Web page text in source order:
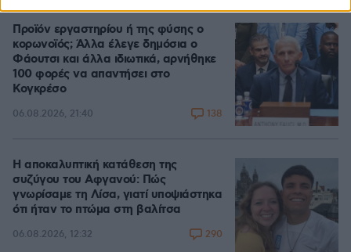
Προϊόν εργαστηρίου ή της φύσης ο
κορωνοϊός; Άλλα έλεγε δημόσια ο
Φάουτσι και άλλα ιδιωτικά, αρνήθηκε
100 φορές να απαντήσει στο
Κογκρέσο
06.08.2026, 21:40 138
Η αποκαλυπτική κατάθεση της
συζύγου του Αφγανού: Πώς
γνωρίσαμε τη Λίσα, γιατί υποψιάστηκα
ότι ήταν το πτώμα στη βαλίτσα
06.08.2026, 12:32 290